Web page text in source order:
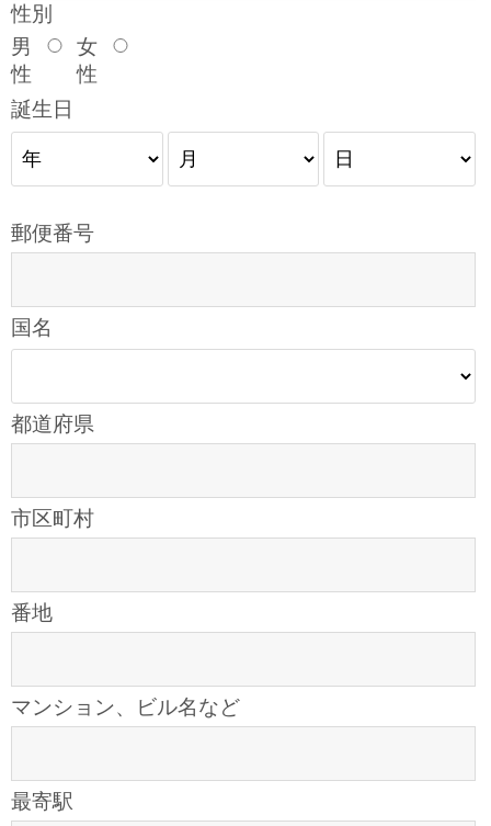
性別
男
性
女
性
誕生日
郵便番号
国名
都道府県
市区町村
番地
マンション、ビル名など
最寄駅